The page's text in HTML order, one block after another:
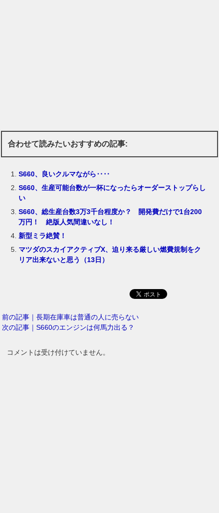
合わせて読みたいおすすめの記事:
S660、良いクルマながら‥‥
S660、生産可能台数が一杯になったらオーダーストップらし
い
S660、総生産台数3万3千台程度か？ 開発費だけで1台200
万円！ 絶版人気間違いなし！
新型ミラ絶賛！
マツダのスカイアクティブX、迫り来る厳しい燃費規制をク
リア出来ないと思う（13日）
前の記事｜長期在庫車は普通の人に売らない
次の記事｜S660のエンジンは何馬力出る？
コメントは受け付けていません。